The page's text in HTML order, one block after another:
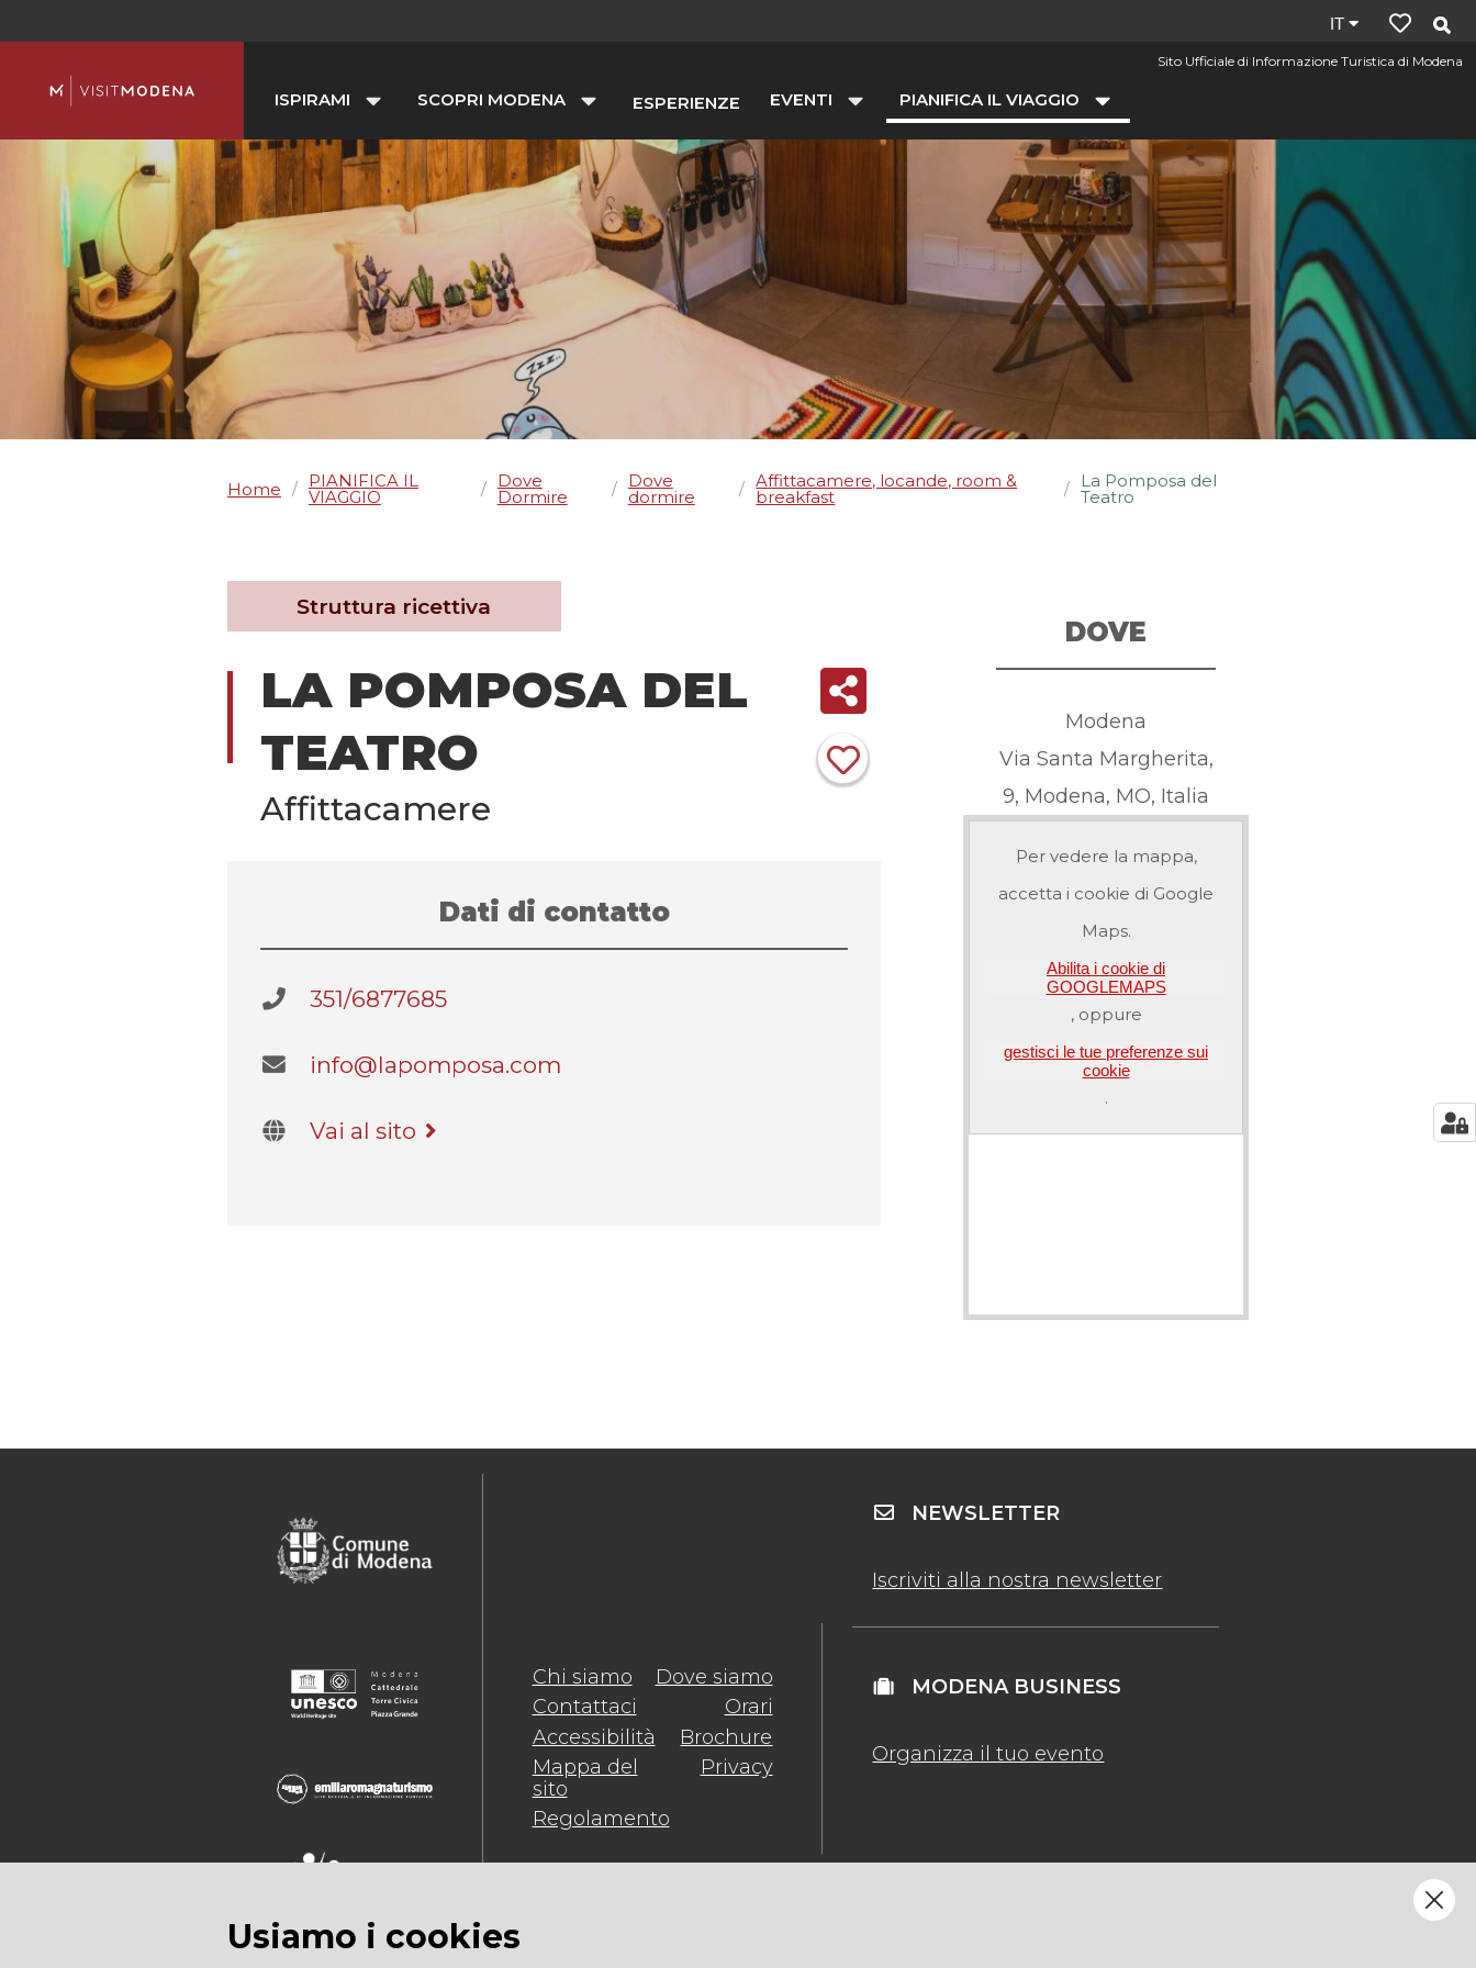
Sito Ufficiale di Informazione Turistica di Modena
ISPIRAMI SCOPRI MODENA ESPERIENZE EVENTI PIANIFICA IL VIAGGIO
Lingua
del
IT
Home / PIANIFICA IL
VIAGGIO / Dove
Dormire / Dove
dormire / Affittacamere, locande, room &
breakfast / La Pomposa del
Teatro
Struttura ricettiva
LA POMPOSA DEL
TEATRO
Affittacamere
Dati di contatto
351/6877685
info@lapomposa.com
Vai al sito
DOVE
Modena
Via Santa Margherita,
9, Modena, MO, Italia
Per vedere la mappa,
accetta i cookie di Google
Maps.
Abilita i cookie di
GOOGLEMAPS
, oppure
gestisci le tue preferenze sui
cookie
.
Chi siamo
Dove siamo
Contattaci
Orari
Accessibilità
Brochure
Mappa del
sito
Privacy
Regolamento
NEWSLETTER
Iscriviti alla nostra newsletter
MODENA BUSINESS
Organizza il tuo evento
Usiamo i cookies